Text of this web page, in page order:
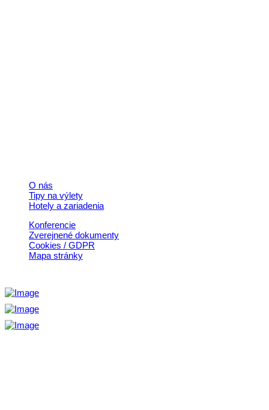
O nás
Tipy na výlety
Hotely a zariadenia
Konferencie
Zverejnené dokumenty
Cookies / GDPR
Mapa stránky